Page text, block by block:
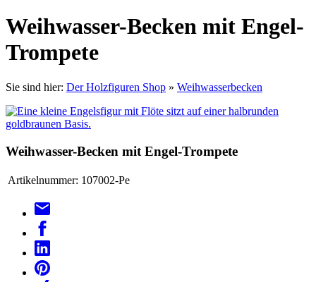
Weihwasser-Becken mit Engel-
Trompete
Sie sind hier: Der Holzfiguren Shop » Weihwasserbecken
Weihwasser-Becken mit Engel-Trompete
Artikelnummer: 107002-Pe